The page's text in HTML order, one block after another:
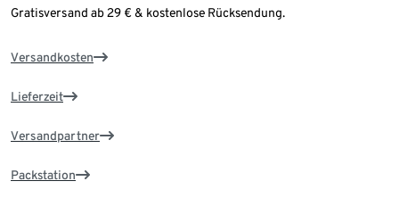
Gratisversand ab 29 € & kostenlose Rücksendung.
Versandkosten
Lieferzeit
Versandpartner
Packstation